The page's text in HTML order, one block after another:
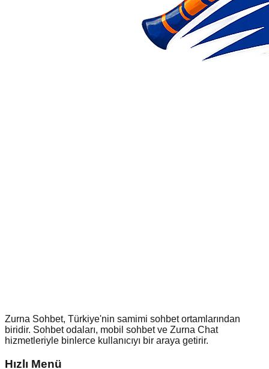
Zurna Sohbet, Türkiye'nin samimi sohbet ortamlarından
biridir. Sohbet odaları, mobil sohbet ve Zurna Chat
hizmetleriyle binlerce kullanıcıyı bir araya getirir.
Hızlı Menü